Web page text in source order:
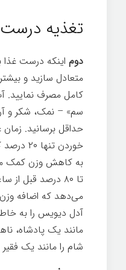
تغذیه درست
دوم اینکه درست غذا
متعادل سازید و
کامل مصرف نمایید.
سم» – نمک، شکر و
حداقل برسانید.
می‌دهد که اضافه
آدل دیویس را به
مانند یک پادشاه،
شام را مانند یک